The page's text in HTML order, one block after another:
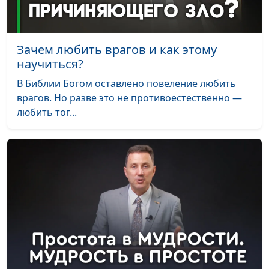
священнослужитель
Вы - соль земли
Антон Бойков,
священнослужитель
#335
Поиск Иисуса Христа
священнослужитель
Евангелие от Иуды
Антон Бойков,
священнослужитель
«избранный Богом»?
Антон Бойков,
священнослужитель
Любовь Христа
Антон Бойков,
священнослужитель
Зачем любить врагов и как этому
научиться?
В Библии Богом оставлено повеление любить
врагов. Но разве это не противоестественно —
любить тог...